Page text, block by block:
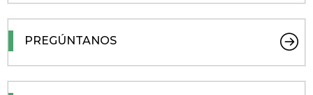
PREGÚNTANOS